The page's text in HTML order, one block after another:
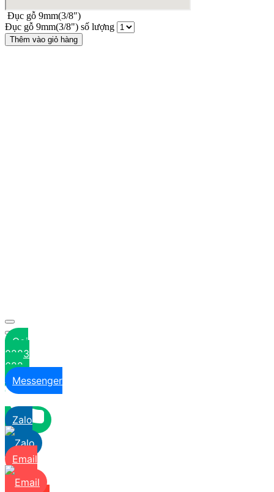
Đục gỗ 9mm(3/8″)
Đục gỗ 9mm(3/8") số lượng
Thêm vào giỏ hàng
Gọi
0283
622
6629
Messenger
Zalo
Email